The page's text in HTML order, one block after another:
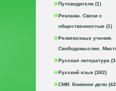
Путеводители (1)
Реклама. Связи с
общественностью (1)
Религиозные учения.
Свободомыслие.
Русская литература
Русский язык (382)
СМИ. Книжное дело